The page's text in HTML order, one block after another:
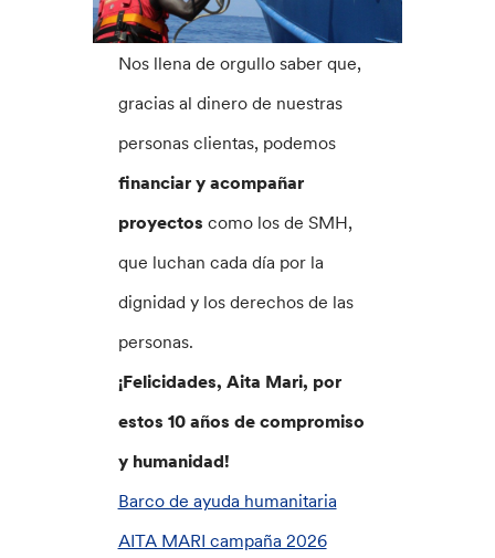
Nos llena de orgullo saber que,
gracias al dinero de nuestras
personas clientas, podemos
financiar y acompañar
proyectos como los de SMH,
que luchan cada día por la
dignidad y los derechos de las
personas.
¡Felicidades, Aita Mari, por
estos 10 años de compromiso
y humanidad!
Barco de ayuda humanitaria
AITA MARI campaña 2026